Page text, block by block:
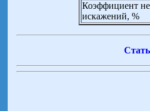
Коэффициент
искажений, %